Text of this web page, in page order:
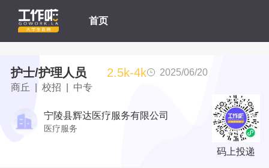
首页
护士/护理人员 2.5k-4k
2025/06/20
商丘 | 校招 | 中专
宁陵县辉达医疗服务有限公司
医疗服务
码上投递